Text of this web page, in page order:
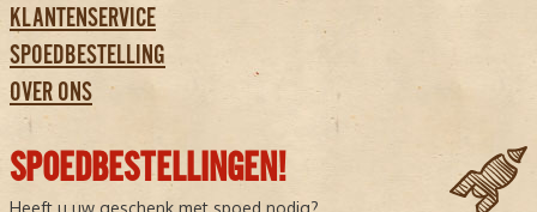
KLANTENSERVICE
SPOEDBESTELLING
OVER ONS
SPOEDBESTELLINGEN!